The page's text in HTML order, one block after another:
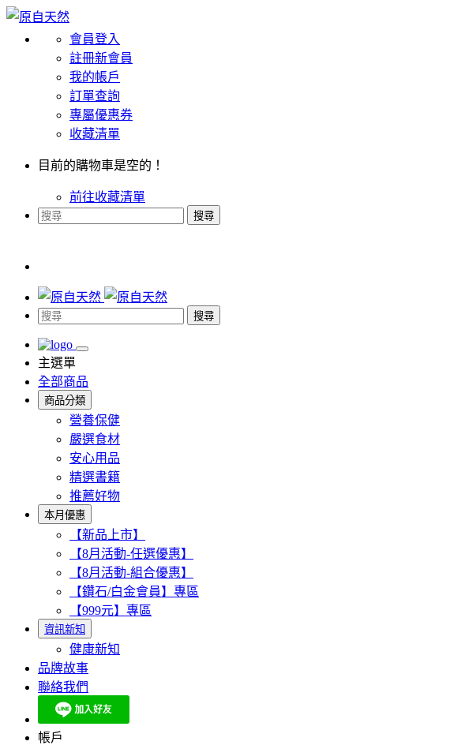
會員登入
註冊新會員
我的帳戶
訂單查詢
專屬優惠券
收藏清單
目前的購物車是空的！
前往收藏清單
搜尋
搜尋
主選單
全部商品
商品分類
營養保健
嚴選食材
安心用品
精選書籍
推薦好物
本月優惠
【新品上市】
【8月活動-任選優惠】
【8月活動-組合優惠】
【鑽石/白金會員】專區
【999元】專區
資訊新知
健康新知
品牌故事
聯絡我們
帳戶